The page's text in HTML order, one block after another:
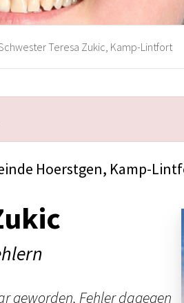
Teresa Zukic, Kamp-Lintfort
Hoerstgen, Kamp-
geworden, Fehler dagegen